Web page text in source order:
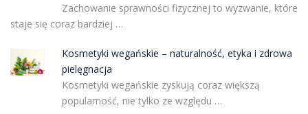
Zachowanie sprawności fizycznej to wyzwanie, które
staje się coraz bardziej …
Kosmetyki wegańskie – naturalność, etyka i zdrowa
pielęgnacja
Kosmetyki wegańskie zyskują coraz większą
popularność, nie tylko ze względu …